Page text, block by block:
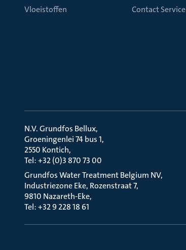
Vloeistoffen
Contact Service
N.V. Grundfos Bellux
Groeningenlei 74 bus 1
2550 Kontich
Tel: +32 (0)3 870 73 00
Grundfos Water Treatment Belgium NV
Industriezone Eke, Rozenstraat 7
9810 Nazareth-Eke
Tel: +32 9 228 18 61